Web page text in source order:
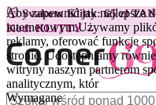
Aby zapewnić jak najlepsze
internetowym.Używamy
reklamy, oferować funkcje
stronie. Udostępniamy
witryny naszym partnerom
analitycznym, któr
Wymagane
😽Svakom Klitty: 65 zł
Kod: KLITTY →